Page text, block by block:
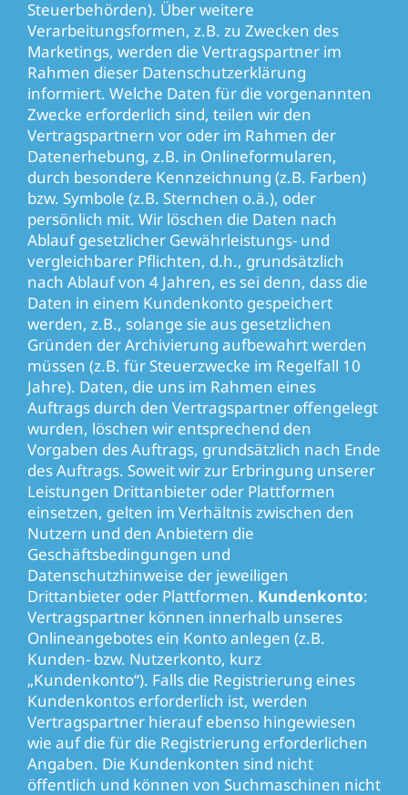
Steuerbehörden). Über weitere
Verarbeitungsformen, z.B. zu Zwecken des
Marketings, werden die Vertragspartner im
Rahmen dieser Datenschutzerklärung
informiert. Welche Daten für die vorgenannten
Zwecke erforderlich sind, teilen wir den
Vertragspartnern vor oder im Rahmen der
Datenerhebung, z.B. in Onlineformularen,
durch besondere Kennzeichnung (z.B. Farben)
bzw. Symbole (z.B. Sternchen o.ä.), oder
persönlich mit. Wir löschen die Daten nach
Ablauf gesetzlicher Gewährleistungs- und
vergleichbarer Pflichten, d.h., grundsätzlich
nach Ablauf von 4 Jahren, es sei denn, dass die
Daten in einem Kundenkonto gespeichert
werden, z.B., solange sie aus gesetzlichen
Gründen der Archivierung aufbewahrt werden
müssen (z.B. für Steuerzwecke im Regelfall 10
Jahre). Daten, die uns im Rahmen eines
Auftrags durch den Vertragspartner offengelegt
wurden, löschen wir entsprechend den
Vorgaben des Auftrags, grundsätzlich nach Ende
des Auftrags. Soweit wir zur Erbringung unserer
Leistungen Drittanbieter oder Plattformen
einsetzen, gelten im Verhältnis zwischen den
Nutzern und den Anbietern die
Geschäftsbedingungen und
Datenschutzhinweise der jeweiligen
Drittanbieter oder Plattformen. Kundenkonto:
Vertragspartner können innerhalb unseres
Onlineangebotes ein Konto anlegen (z.B.
Kunden- bzw. Nutzerkonto, kurz
„Kundenkonto“). Falls die Registrierung eines
Kundenkontos erforderlich ist, werden
Vertragspartner hierauf ebenso hingewiesen
wie auf die für die Registrierung erforderlichen
Angaben. Die Kundenkonten sind nicht
öffentlich und können von Suchmaschinen nicht